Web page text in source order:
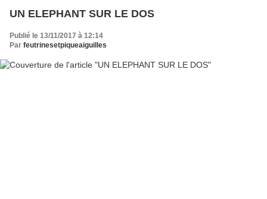
UN ELEPHANT SUR LE DOS
Publié le 13/11/2017 à 12:14
Par feutrinesetpiqueaiguilles